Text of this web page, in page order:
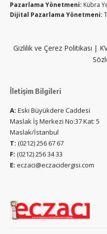
Pazarlama Yönetmeni: Kübra
Dijital Pazarlama Yönetmeni:
Gizlilik ve Çerez Politikası |
İletişim Bilgileri
A: Eski Büyükdere Caddesi
Maslak İş Merkezi No:37 Kat: 5
Maslak/İstanbul
T: (0212) 256 67 67
F: (0212) 256 34 33
E: eczaci@eczacidergisi.com